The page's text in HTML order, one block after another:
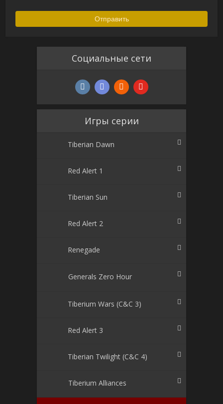
Социальные сети
Игры серии
Tiberian Dawn
Red Alert 1
Tiberian Sun
Red Alert 2
Renegade
Generals Zero Hour
Tiberium Wars (C&C 3)
Red Alert 3
Tiberian Twilight (C&C 4)
Tiberium Alliances